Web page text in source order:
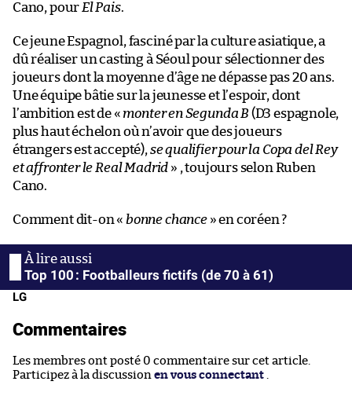
Cano, pourEl Pais.
Ce jeune Espagnol, fasciné par la culture asiatique, a
dû réaliser un casting à Séoul pour sélectionner des
joueurs dont la moyenne d’âge ne dépasse pas 20 ans.
Une équipe bâtie sur la jeunesse et l’espoir, dont
l’ambition est de « monter en Segunda B (D3 espagnole,
plus haut échelon où n’avoir que des joueurs
étrangers est accepté),se qualifier pour la Copa del Rey
et affronter le Real Madrid » , toujours selon Ruben
Cano.
Comment dit-on « bonne chance» en coréen ?
Top 100 : Footballeurs fictifs (de 70 à 61)
LG
Commentaires
Les membres ont posté 0 commentaire sur cet article.
Participez à la discussion en vous connectant .